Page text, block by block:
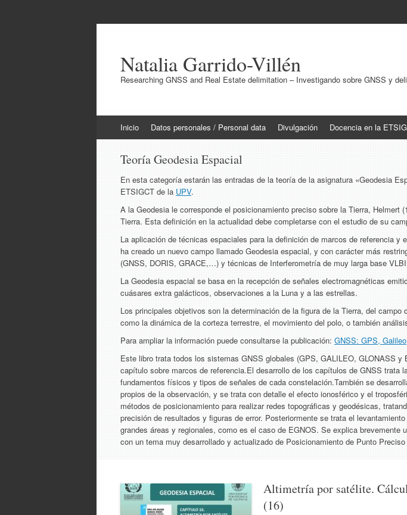
Natalia Garrido-Villén
Researching GNSS and Real Estate delimitation – Investigando sobre GNSS y
al
Inicio Datos personales / Personal data Divulgación Docencia en la
Teoría Geodesia Espacial
En esta categoría estarán las entradas de la teoría de la asignatura «Geodesia
ETSIGCT de la UPV.
A la Geodesia le corresponde el posicionamiento preciso sobre la Tierra,
Tierra. Esta definición en la actualidad debe completarse con el estudio de su
La aplicación de técnicas espaciales para la definición de marcos de referencia
ha creado un nuevo campo llamado Geodesia espacial, y con carácter más
(GNSS, DORIS, GRACE,…) y técnicas de Interferometría de muy larga base
La Geodesia espacial se basa en la recepción de señales electromagnéticas
cuásares extra galácticos, observaciones a la Luna y a las estrellas.
Los principales objetivos son la determinación de la figura de la Tierra, del
como la dinámica de la corteza terrestre, el movimiento del polo, o también
Para ampliar la información puede consultarse la publicación: GNSS: GPS,
Este libro trata todos los sistemas GNSS globales (GPS, GALILEO, GLONASS
capítulo sobre marcos de referencia.El desarrollo de los capítulos de GNSS
fundamentos físicos y tipos de señales de cada constelación.También se
propios de la observación, y se trata con detalle el efecto ionosférico y el
métodos de posicionamiento para realizar redes topográficas y geodésicas,
precisión de resultados y figuras de error. Posteriormente se trata el
grandes áreas y regionales, como es el caso de EGNOS. Se explica
con un tema muy desarrollado y actualizado de Posicionamiento de Punto Preciso
Altimetría por satélite.
(16)